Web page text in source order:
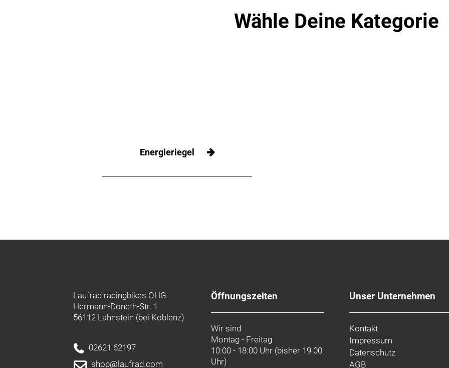
Wähle Deine Kategorie
Energieriegel
Laufrad racingbikes OHG
Hermann-Doneth-Str. 1
56112 Lahnstein (bei Koblenz)
02621 62197
shop@laufrad.com
Öffnungszeiten
Wir sind
Montag - Freitag
10:00 - 18:00 Uhr (bisher 19:00
Uhr)
Unser Unternehmen
Kontakt
Impressum
Datenschutz
AGB